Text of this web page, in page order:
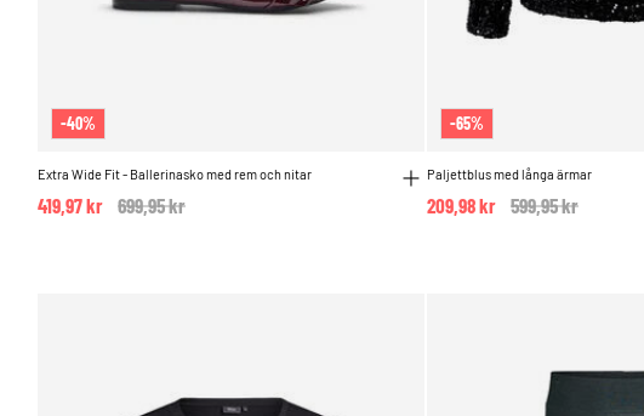
-40%
Extra Wide Fit - Ballerinasko med rem och nitar
Price reduced from
699,95 kr
419,97 kr
-65%
Paljettblus med långa ärmar
Price reduced from
599,95 kr
209,98 kr